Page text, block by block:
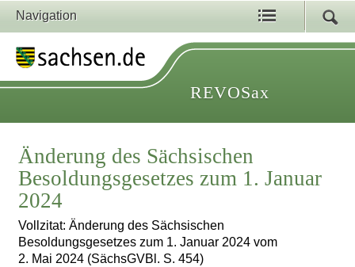
Navigation
REVOSax
Änderung des Sächsischen
Besoldungsgesetzes zum 1. Januar
2024
Vollzitat: Änderung des Sächsischen
Besoldungsgesetzes zum 1. Januar 2024 vom
2. Mai 2024 (SächsGVBl. S. 454)